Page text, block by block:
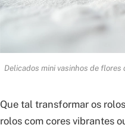
Delicados mini vasinhos de
Que tal transformar os
rolos com cores vibrantes